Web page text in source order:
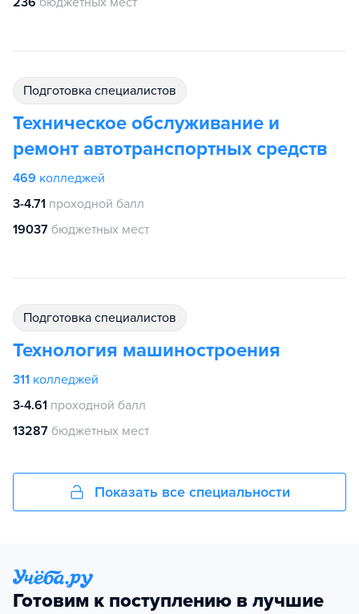
подготовка специалистов
Техническое обслуживание и
ремонт автотранспортных средств
469 колледжей
3-4.71 проходной балл
19037 бюджетных мест
подготовка специалистов
Технология машиностроения
311 колледжей
3-4.61 проходной балл
13287 бюджетных мест
Показать все специальности
Готовим к поступлению в лучшие